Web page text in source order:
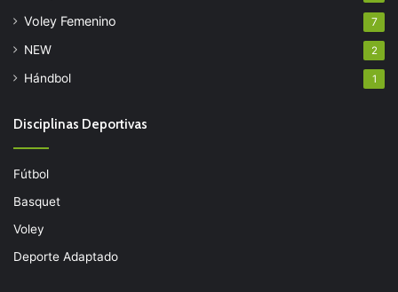
Voley Femenino 7
NEW 2
Hándbol 1
Disciplinas Deportivas
Fútbol
Basquet
Voley
Deporte Adaptado